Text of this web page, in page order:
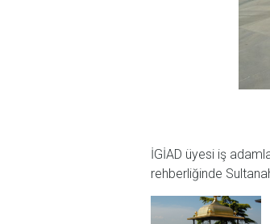
İGİAD üyesi iş
rehberliğinde